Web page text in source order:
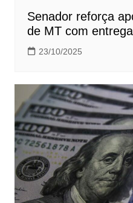
Senador reforça
de MT com
23/10/2025